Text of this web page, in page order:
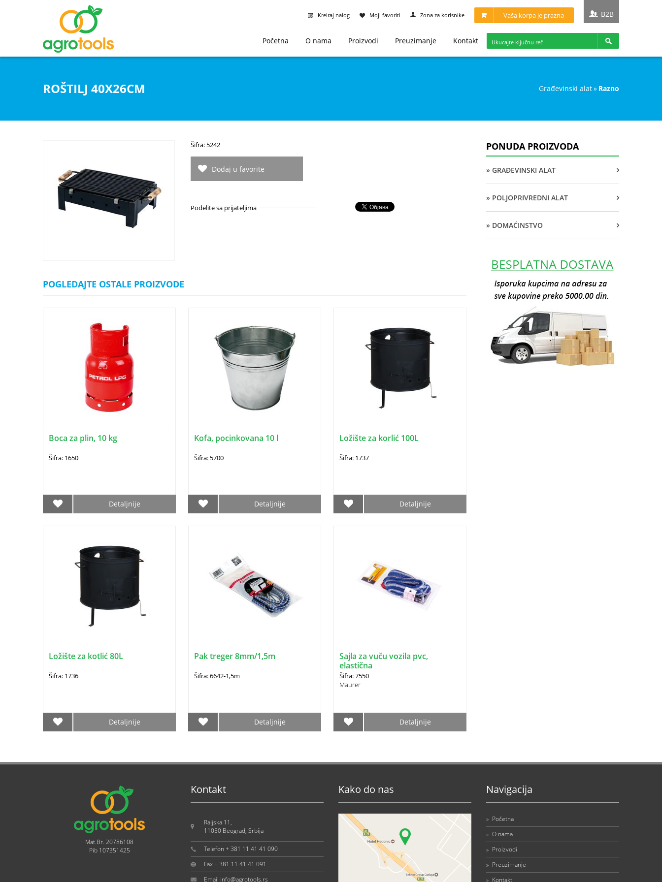
ROŠTILJ 40X26CM građevinski alat» razno
Kreiraj nalog Moji favoriti Zona za korisnike Vaša korpa je prazna B2B
Početna O nama Proizvodi Preuzimanje Kontakt
Šifra: 5242
Dodaj u favorite
Podelite sa prijateljima
POGLEDAJTE OSTALE PROIZVODE
Boca za plin, 10 kg
Šifra: 1650
Detaljnije
Kofa, pocinkovana 10 l
Šifra: 5700
Detaljnije
Ložište za korlić 100L
Šifra: 1737
Detaljnije
Ložište za kotlić 80L
Šifra: 1736
Detaljnije
Pak treger 8mm/1,5m
Šifra: 6642-1,5m
Detaljnije
Sajla za vuču vozila pvc,
elastična
Šifra: 7550
Maurer
Detaljnije
PONUDA PROIZVODA
» GRAĐEVINSKI ALAT
» POLJOPRIVREDNI ALAT
» DOMAĆINSTVO
Mat.Br. 20786108
Pib 107351425
Kontakt
Raljska 11,
11050 Beograd, Srbija
Telefon + 381 11 41 41 090
Fax + 381 11 41 41 091
Email info@agrotools.rs
Kako do nas Navigacija
» Početna
» O nama
» Proizvodi
» Preuzimanje
» Kontakt